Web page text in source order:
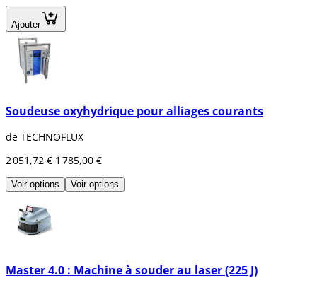
Ajouter
Soudeuse oxyhydrique pour alliages courants
de TECHNOFLUX
2 051,72 € 1 785,00 €
Voir options Voir options
Master 4.0 : Machine à souder au laser (225 J)